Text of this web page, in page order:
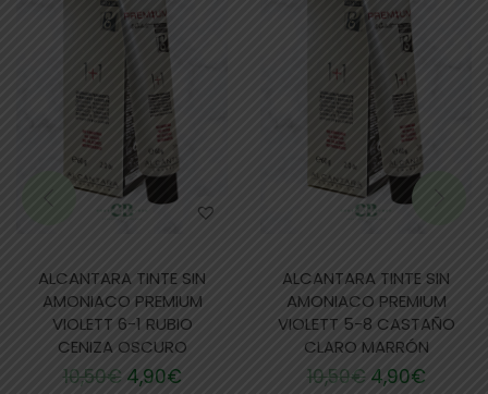
ALCANTARA TINTE SIN
AMONIACO PREMIUM
VIOLETT 6-1 RUBIO
CENIZA OSCURO
10,50€ 4,90€
ALCANTARA TINTE SIN
AMONIACO PREMIUM
VIOLETT 5-8 CASTAÑO
CLARO MARRÓN
10,50€ 4,90€